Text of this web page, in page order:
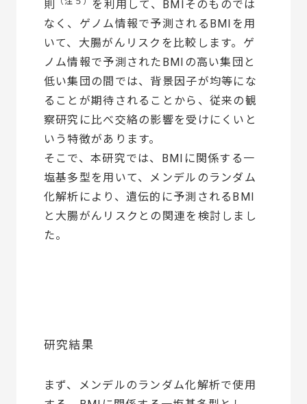
則
を利用して、BMIそのものでは
なく、ゲノム情報で予測されるBMIを用
いて、大腸がんリスクを比較します。ゲ
ノム情報で予測されたBMIの高い集団と
低い集団の間では、背景因子が均等にな
ることが期待されることから、従来の観
察研究に比べ交絡の影響を受けにくいと
いう特徴があります。
そこで、本研究では、BMIに関係する一
塩基多型を用いて、メンデルのランダム
化解析により、遺伝的に予測されるBMI
と大腸がんリスクとの関連を検討しまし
た。
研究結果
まず、メンデルのランダム化解析で使用